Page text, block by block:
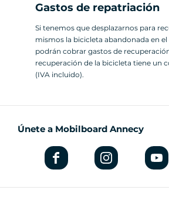
Gastos de repatriación
Si tenemos que desplazarnos para
mismos la bicicleta abandonada en
podrán cobrar gastos de
recuperación de la bicicleta tiene un
(IVA incluido).
Únete a Mobilboard Annecy